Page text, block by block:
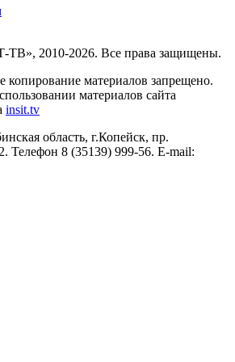
2010-2026. Все права защищены.
копирование материалов запрещено.
материалов сайта
insit.tv
область, г.Копейск, пр.
Телефон 8 (35139) 999-56. E-mail: